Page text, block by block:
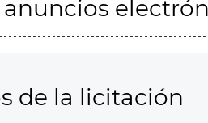
de la licitación